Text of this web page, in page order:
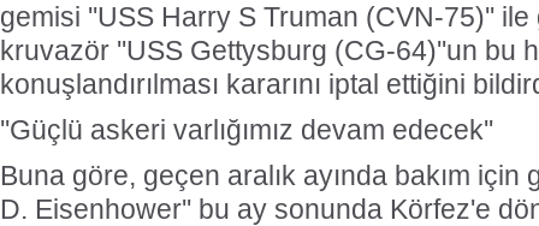
gemisi ''USS Harry S Truman (CVN-75)''
kruvazör ''USS Gettysburg (CG-64)''un bu
konuşlandırılması kararını iptal ettiğini
''Güçlü askeri varlığımız devam edecek''
Buna göre, geçen aralık ayında bakım için
D. Eisenhower'' bu ay sonunda Körfez'e